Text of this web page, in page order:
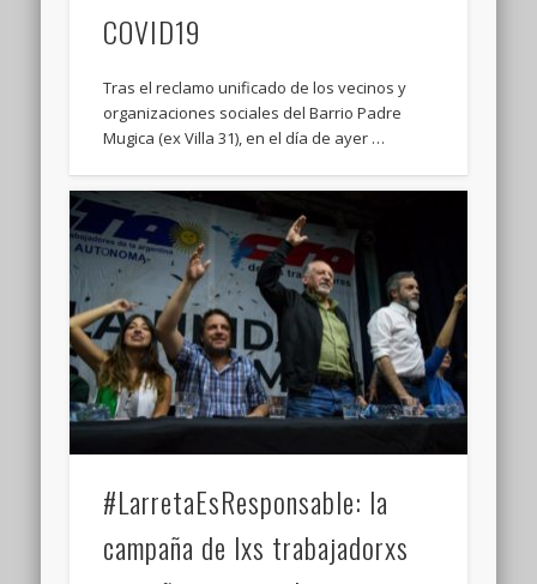
COVID19
Tras el reclamo unificado de los vecinos y
organizaciones sociales del Barrio Padre
Mugica (ex Villa 31), en el día de ayer …
#LarretaEsResponsable: la
campaña de lxs trabajadorxs